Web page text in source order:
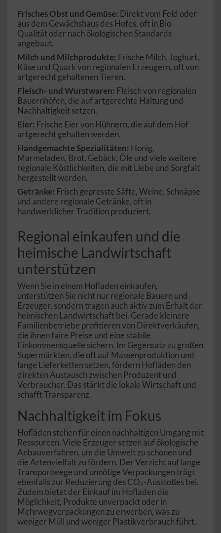
Frisches Obst und Gemüse: Direkt vom Feld oder
aus dem Gewächshaus des Hofes, oft in Bio-
Qualität oder nach ökologischen Standards
angebaut.
Milch und Milchprodukte: Frische Milch, Joghurt,
Käse und Quark von regionalen Erzeugern, oft von
artgerecht gehaltenen Tieren.
Fleisch- und Wurstwaren: Fleisch von regionalen
Bauernhöfen, die auf artgerechte Haltung und
Nachhaltigkeit setzen.
Eier: Frische Eier von Hühnern, die auf dem Hof
artgerecht gehalten werden.
Handgemachte Spezialitäten: Honig,
Marmeladen, Brot, Gebäck, Öle und viele weitere
regionale Köstlichkeiten, die mit Liebe und Sorgfalt
hergestellt werden.
Getränke: Frisch gepresste Säfte, Weine, Schnäpse
und andere regionale Getränke, oft in
handwerklicher Tradition produziert.
Regional einkaufen und die
heimische Landwirtschaft
unterstützen
Wenn Sie in einem Hofladen einkaufen,
unterstützen Sie nicht nur regionale Bauern und
Erzeuger, sondern tragen auch aktiv zum Erhalt der
heimischen Landwirtschaft bei. Gerade kleinere
Familienbetriebe profitieren von Direktverkäufen,
die ihnen faire Preise und eine stabile
Einkommensquelle sichern. Im Gegensatz zu großen
Supermärkten, die oft auf Massenproduktion und
lange Lieferketten setzen, fördern Hofläden den
direkten Austausch zwischen Produzent und
Verbraucher. Das stärkt die lokale Wirtschaft und
schafft Transparenz.
Nachhaltigkeit im Fokus
Hofläden stehen für einen nachhaltigen Umgang mit
Ressourcen. Viele Erzeuger setzen auf ökologische
Anbauverfahren, um die Umwelt zu schonen und
die Artenvielfalt zu fördern. Der Verzicht auf lange
Transportwege und unnötige Verpackungen trägt
ebenfalls zur Reduzierung des CO₂-Ausstoßes bei.
Zudem bietet der Einkauf im Hofladen die
Möglichkeit, Produkte unverpackt oder in
Mehrwegverpackungen zu erwerben, was zu
weniger Müll und weniger Plastikverbrauch führt.